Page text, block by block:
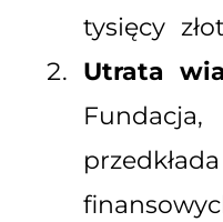
tysięcy
Utrata